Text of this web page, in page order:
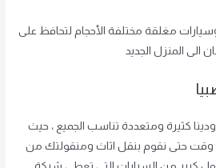
مغلقة مختلفة الأحجام لتحافظ على
المنزل الجديد
كثيرة ومتعددة تناسب الجميع ، حيث
وقت حتى نقوم بنقل اثاث ومنقولتك من